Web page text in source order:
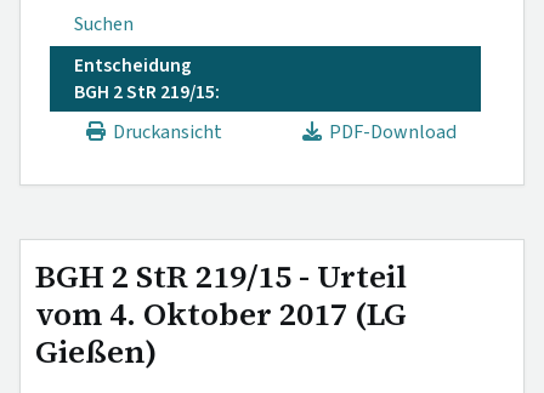
Suchen
Entscheidung
BGH 2 StR 219/15:
Druckansicht
PDF-Download
BGH 2 StR 219/15 - Urteil
vom 4. Oktober 2017 (LG
Gießen)